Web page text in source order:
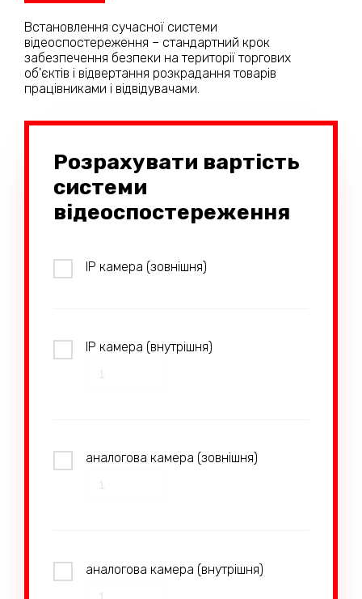
Встановлення сучасної системи
відеоспостереження – стандартний крок
забезпечення безпеки на території торгових
об'єктів і відвертання розкрадання товарів
працівниками і відвідувачами.
Розрахувати вартість
системи
відеоспостереження
IP камера (зовнішня)
IP камера (внутрішня)
аналогова камера (зовнішня)
аналогова камера (внутрішня)